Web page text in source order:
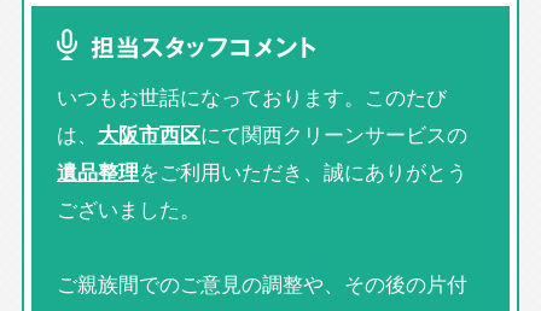
担当スタッフコメント
いつもお世話になっております。このたび
は、 大阪市西区にて関西クリーンサービスの
遺品整理をご利用いただき、誠にありがとう
ございました。
ご親族間でのご意見の調整や、その後の片付